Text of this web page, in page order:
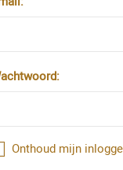
Onthoud mijn